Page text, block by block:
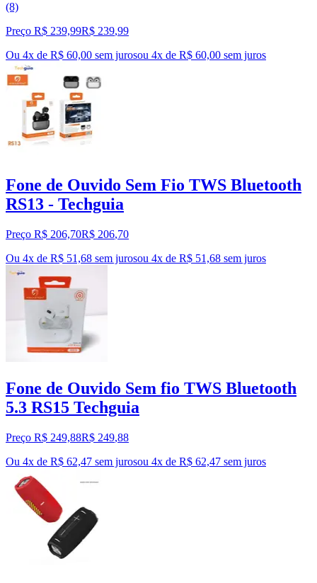
(8)
Preço R$ 239,99R$ 239,99
Ou 4x de R$ 60,00 sem jurosou 4x de R$ 60,00 sem juros
Fone de Ouvido Sem Fio TWS Bluetooth
RS13 - Techguia
Preço R$ 206,70R$ 206,70
Ou 4x de R$ 51,68 sem jurosou 4x de R$ 51,68 sem juros
Fone de Ouvido Sem fio TWS Bluetooth
5.3 RS15 Techguia
Preço R$ 249,88R$ 249,88
Ou 4x de R$ 62,47 sem jurosou 4x de R$ 62,47 sem juros